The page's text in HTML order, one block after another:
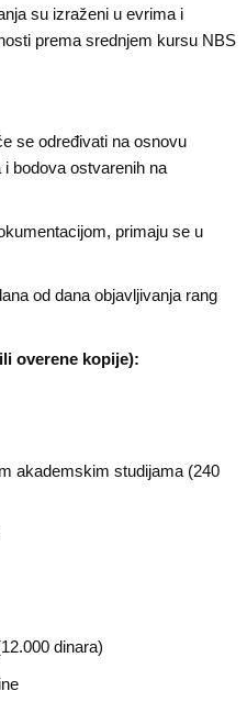
su izraženi u evrima i
prema srednjem kursu NBS
se određivati na osnovu
bodova ostvarenih na
primaju se u
od dana objavljivanja rang
overene kopije):
akademskim studijama (240
dinara)